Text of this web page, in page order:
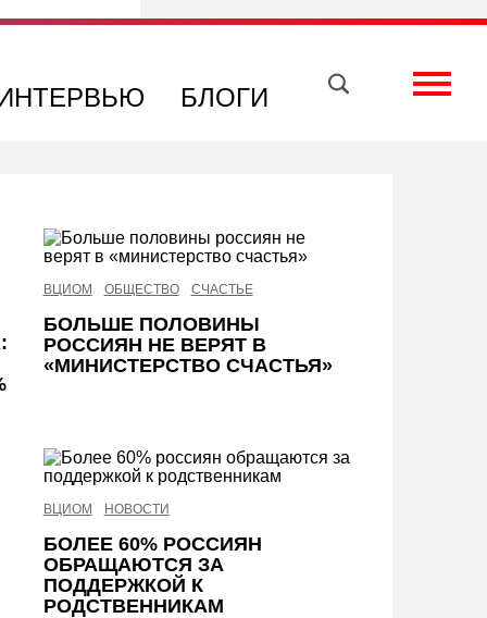
БЛОГИ
ВконтактеТелеграм
ВЦИОМ ОБЩЕСТВО СЧАСТЬЕ
БОЛЬШЕ ПОЛОВИНЫ
РОССИЯН НЕ ВЕРЯТ В
«МИНИСТЕРСТВО СЧАСТЬЯ»
ВЦИОМ НОВОСТИ
БОЛЕЕ 60% РОССИЯН
ОБРАЩАЮТСЯ ЗА
ПОДДЕРЖКОЙ К
РОДСТВЕННИКАМ